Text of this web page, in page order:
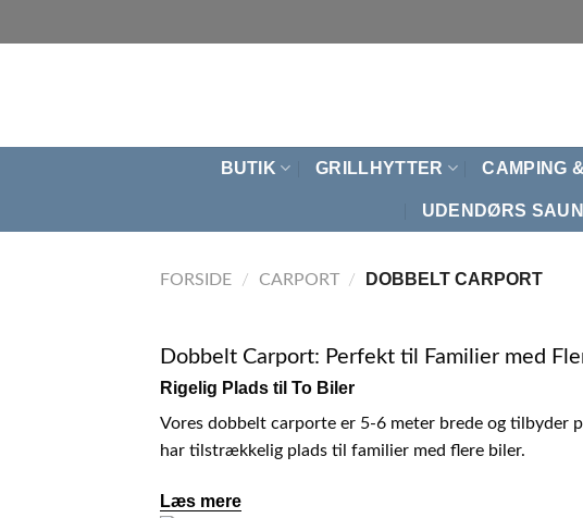
til
BUTIK GRILLHYTTER CAMPING
UDENDØRS
FORSIDE / CARPORT / DOBBELT CARPORT
Dobbelt Carport: Perfekt til Familier med
Rigelig Plads til To Biler
Vores dobbelt carporte er 5-6 meter brede og tilbyder
har tilstrækkelig plads til familier med flere biler.
Læs mere